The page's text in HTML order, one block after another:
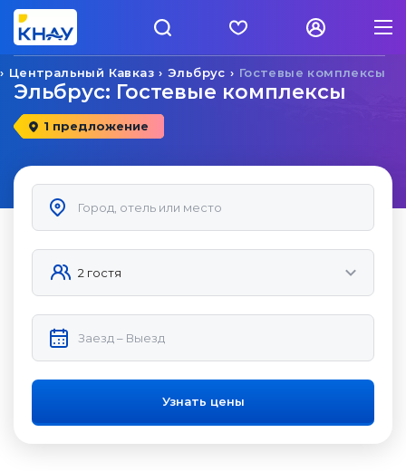
Гостевые комплексы
Эльбрус
Центральный Кавказ
Эльбрус: Гостевые комплексы
1 предложение
Узнать цены